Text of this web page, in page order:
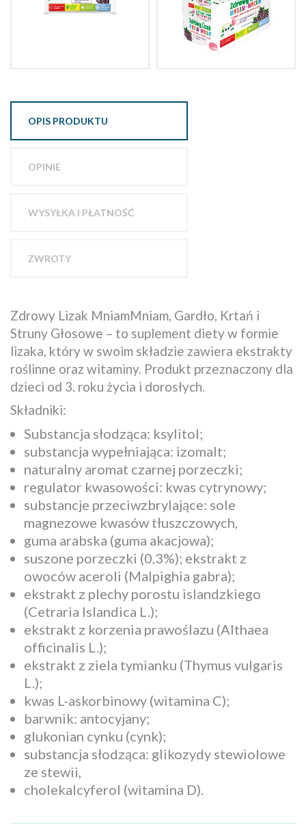
OPIS PRODUKTU
OPINIE
WYSYŁKA I PŁATNOŚĆ
ZWROTY
Zdrowy Lizak MniamMniam, Gardło, Krtań i
Struny Głosowe – to suplement diety w formie
lizaka, który w swoim składzie zawiera ekstrakty
roślinne oraz witaminy. Produkt przeznaczony dla
dzieci od 3. roku życia i dorosłych.
Składniki:
Substancja słodząca: ksylitol;
substancja wypełniająca: izomalt;
naturalny aromat czarnej porzeczki;
regulator kwasowości: kwas cytrynowy;
substancje przeciwzbrylające: sole
magnezowe kwasów tłuszczowych,
guma arabska (guma akacjowa);
suszone porzeczki (0,3%); ekstrakt z
owoców aceroli (Malpighia gabra);
ekstrakt z plechy porostu islandzkiego
(Cetraria Islandica L.);
ekstrakt z korzenia prawoślazu (Althaea
officinalis L.);
ekstrakt z ziela tymianku (Thymus vulgaris
L.);
kwas L-askorbinowy (witamina C);
barwnik: antocyjany;
glukonian cynku (cynk);
substancja słodząca: glikozydy stewiolowe
ze stewii,
cholekalcyferol (witamina D).